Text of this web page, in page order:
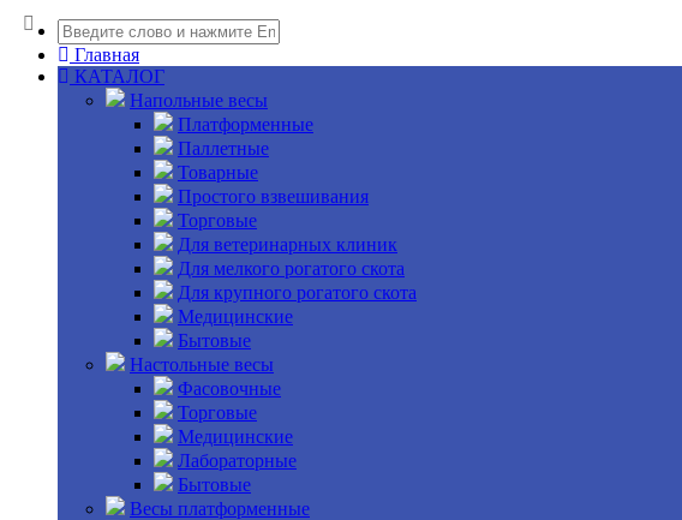
Главная
КАТАЛОГ
Напольные весы
Платформенные
Паллетные
Товарные
Простого взвешивания
Торговые
Для ветеринарных клиник
Для мелкого рогатого скота
Для крупного рогатого скота
Медицинские
Бытовые
Настольные весы
Фасовочные
Торговые
Медицинские
Лабораторные
Бытовые
Весы платформенные